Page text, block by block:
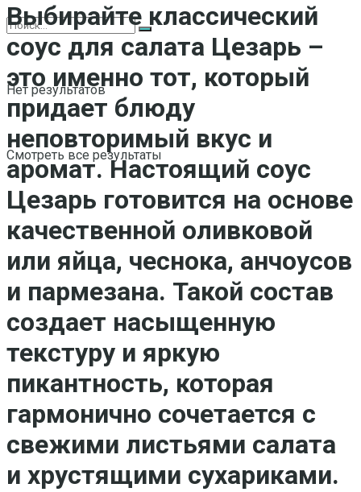
Нет результатов
Смотреть все результаты
Выбирайте классический
соус для салата Цезарь –
это именно тот, который
придает блюду
неповторимый вкус и
аромат.Настоящий соус
Цезарь готовится на основе
качественной оливковой
или яйца, чеснока, анчоусов
и пармезана. Такой состав
создает насыщенную
текстуру и яркую
пикантность, которая
гармонично сочетается с
свежими листьями салата
и хрустящими сухариками.